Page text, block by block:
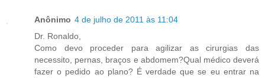
Anônimo 4 de julho de 2011 às 11:04
Dr. Ronaldo,
Como devo proceder para agilizar as cirurgias das
necessito, pernas, braços e abdomem?Qual médico deverá
fazer o pedido ao plano? É verdade que se eu entrar na